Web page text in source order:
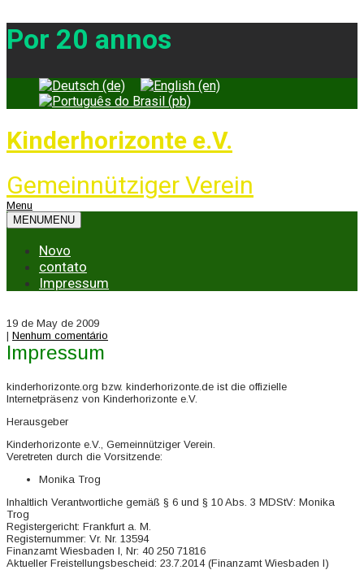
Por 20 annos
Kinderhorizonte e.V.
Gemeinnütziger Verein
Menu
MENUMENU
Novo
contato
Impressum
19 de May de 2009
| Nenhum comentário
Impressum
kinderhorizonte.org bzw. kinderhorizonte.de ist die offizielle
Internetpräsenz von Kinderhorizonte e.V.
Herausgeber
Kinderhorizonte e.V., Gemeinnütziger Verein.
Veretreten durch die Vorsitzende:
Monika Trog
Inhaltlich Verantwortliche gemäß § 6 und § 10 Abs. 3 MDStV: Monika
Trog
Registergericht: Frankfurt a. M.
Registernummer: Vr. Nr. 13594
Finanzamt Wiesbaden I, Nr: 40 250 71816
Aktueller Freistellungsbescheid: 23.7.2014 (Finanzamt Wiesbaden I)